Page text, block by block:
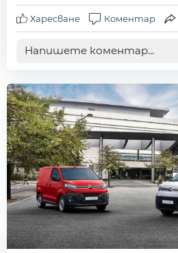
Харесване Коментар